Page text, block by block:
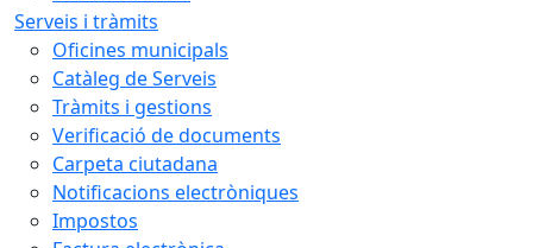
Serveis i tràmits
Oficines municipals
Catàleg de Serveis
Tràmits i gestions
Verificació de documents
Carpeta ciutadana
Notificacions electròniques
Impostos